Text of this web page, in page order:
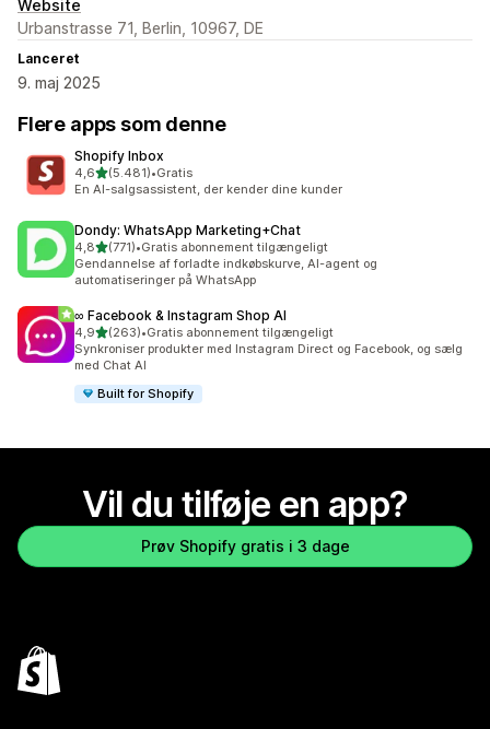
Website
Urbanstrasse 71, Berlin, 10967, DE
Lanceret
9. maj 2025
Flere apps som denne
Shopify Inbox
4,6ud af 5 stjerner
(5.481)
5481 anmeldelser i alt
•Gratis
En AI-salgsassistent, der kender dine kunder
Dondy: WhatsApp Marketing+Chat
4,8ud af 5 stjerner
(771)
771 anmeldelser i alt
•Gratis abonnement tilgængeligt
Gendannelse af forladte indkøbskurve, AI-agent og
automatiseringer på WhatsApp
∞ Facebook & Instagram Shop AI
4,9ud af 5 stjerner
(263)
263 anmeldelser i alt
•Gratis abonnement tilgængeligt
Synkroniser produkter med Instagram Direct og Facebook, og sælg
med Chat AI
Built for Shopify
Vil du tilføje en app?
Prøv Shopify gratis i 3 dage